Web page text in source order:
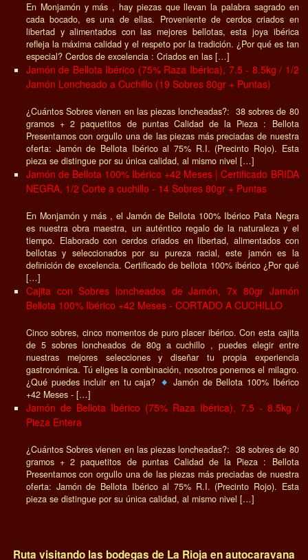
En Monjamón y más , hay piezas que llevan la palabra sagrado en
cada bocado, es una de ellas. Proveniente de cerdos criados en
libertad y alimentados con las mejores bellotas, esta joya ibérica
refleja la máxima calidad y el respeto por la tradición. ¿Por qué es tan
especial? Cerdos de excelencia : Criados en las […]
Jamón de Bellota Ibérico (75% Raza Ibérica), 7.5 - 8.5kg / 1/2
Jamón Loncheado a Cuchillo (19 Sobres 80gr + Puntas)
¿Cuántos Sobres vienen en las piezas loncheadas?: 38 sobres de 80
gramos + 2 paquetitos de puntas Calidad de la Pieza : Bellota
Presentamos con orgullo una de las piezas más preciadas de nuestra
oferta: Jamón de Bellota Ibérico al 75% R.I. (Precinto Rojo). Esta
pieza se distingue por su única calidad, al mismo nivel […]
Jamón de Bellota 100% Ibérico +42 Meses | Certificado BRIDA
NEGRA, 1/2 Corte a cuchillo - 14 Sobres 80gr + Puntas
En Monjamón y más , el Jamón de Bellota 100% Ibérico Pata Negra
es nuestra obra maestra, un auténtico regalo de la naturaleza y el
tiempo. Elaborado con cerdos criados en libertad, alimentados con
bellotas y seleccionados por su pureza racial, este jamón es la
definición de excelencia. Certificado de bellota 100% ibérico ¿Por qué
[…]
Cajita con Sobres loncheados de Jamón, 7x 80gr Jamón
Bellota 100% Ibérico +42 Meses - CORTADO A CUCHILLO
Cinco sobres, cinco momentos de puro placer ibérico. Con esta cajita
de 5 sobres loncheados de 80g a cuchillo , puedes elegir entre
nuestras mejores selecciones y diseñar tu propia experiencia
gastronómica. Tú eliges la combinación, nosotros ponemos el milagro.
¿Qué puedes incluir en tu caja?
Jamón de Bellota 100% Ibérico
+42 Meses - […]
Jamón de Bellota Ibérico (75% Raza Ibérica), 7.5 - 8.5kg /
Pieza Entera
¿Cuántos Sobres vienen en las piezas loncheadas?: 38 sobres de 80
gramos + 2 paquetitos de puntas Calidad de la Pieza : Bellota
Presentamos con orgullo una de las piezas más preciadas de nuestra
oferta: Jamón de Bellota Ibérico al 75% R.I. (Precinto Rojo). Esta
pieza se distingue por su única calidad, al mismo nivel […]
Ruta visitando las bodegas de La Rioja en autocaravana